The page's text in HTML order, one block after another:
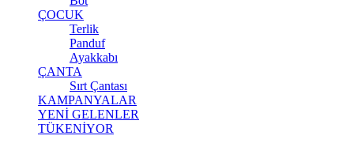
ÇOCUK
Terlik
Panduf
Ayakkabı
ÇANTA
Sırt Çantası
KAMPANYALAR
YENİ GELENLER
TÜKENİYOR